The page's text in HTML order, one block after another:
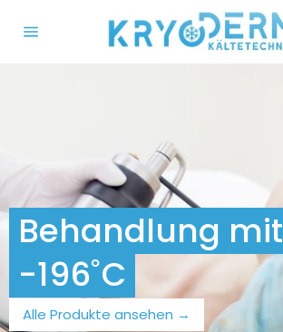
zum
Seitennavigation
Behandlung mit
-196˚C
Alle Produkte ansehen →